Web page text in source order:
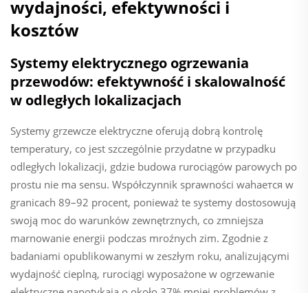
wydajności, efektywności i
kosztów
Systemy elektrycznego ogrzewania
przewodów: efektywność i skalowalność
w odległych lokalizacjach
Systemy grzewcze elektryczne oferują dobrą kontrolę
temperatury, co jest szczególnie przydatne w przypadku
odległych lokalizacji, gdzie budowa rurociągów parowych po
prostu nie ma sensu. Współczynnik sprawności wahается w
granicach 89–92 procent, ponieważ te systemy dostosowują
swoją moc do warunków zewnętrznych, co zmniejsza
marnowanie energii podczas mroźnych zim. Zgodnie z
badaniami opublikowanymi w zeszłym roku, analizującymi
wydajność cieplną, rurociągi wyposażone w ogrzewanie